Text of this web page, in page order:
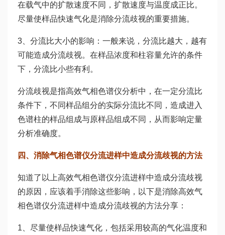
在载气中的扩散速度不同，扩散速度与温度成正比。
尽量使样品快速气化是消除分流歧视的重要措施。
3、分流比大小的影响：一般来说，分流比越大，越有
可能造成分流歧视。在样品浓度和柱容量允许的条件
下，分流比小些有利。
分流歧视是指高效气相色谱仪分析中，在一定分流比
条件下，不同样品组分的实际分流比不同，造成进入
色谱柱的样品组成与原样品组成不同，从而影响定量
分析准确度。
四、消除气相色谱仪分流进样中造成分流歧视的方法
知道了以上高效气相色谱仪分流进样中造成分流歧视
的原因，应该着手消除这些影响，以下是消除高效气
相色谱仪分流进样中造成分流歧视的方法分享：
1、尽量使样品快速气化，包括采用较高的气化温度和